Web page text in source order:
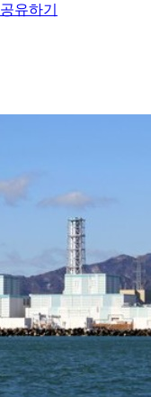
공유하기